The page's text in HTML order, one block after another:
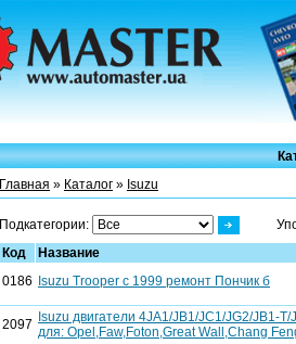
Главная » Каталог » Isuzu
Подкатегории:
Код
Название
0186
Isuzu Trooper с 1999 ремонт Пончик б
2097
Isuzu двигатели 4JA1/JB1/JC1/JG2/JB1-
для: Opel,Faw,Foton,Great Wall,Chang